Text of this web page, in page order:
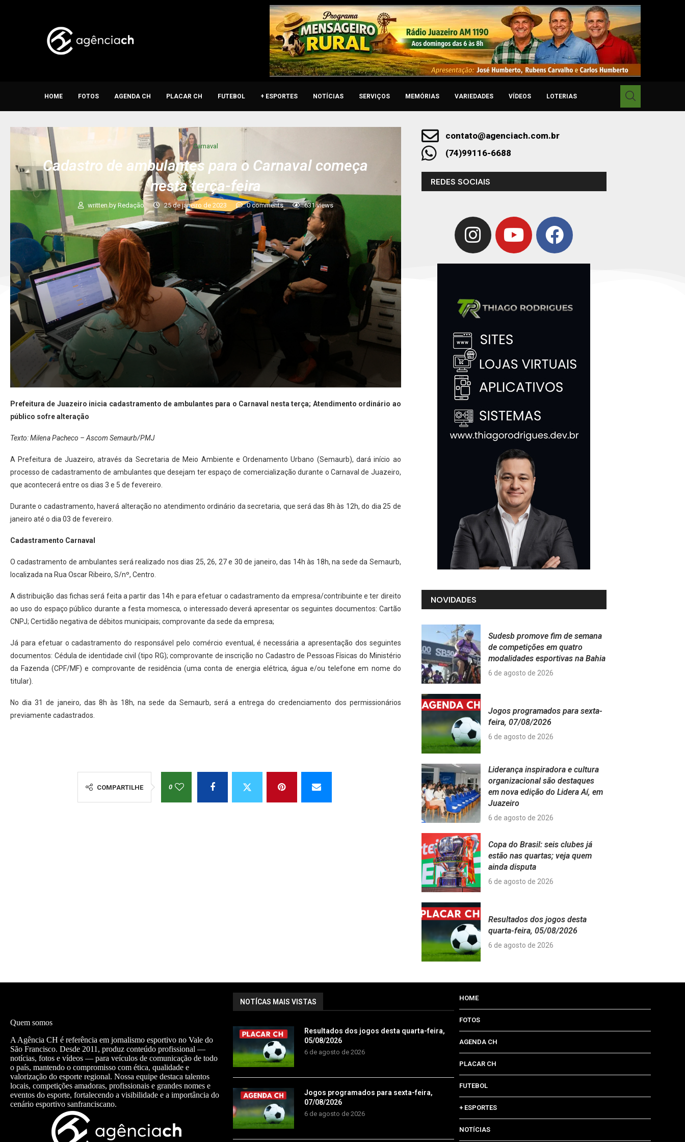
HOME FOTOS AGENDA CH PLACAR CH FUTEBOL + ESPORTES NOTÍCIAS SERVIÇOS MEMÓRIAS VARIEDADES VÍDEOS LOTERIAS
Carnaval
Cadastro de ambulantes para o Carnaval começa
nesta terça-feira
written by Redação 25 de janeiro de 2023 0 comments 631views
Prefeitura de Juazeiro inicia cadastramento de ambulantes para o Carnaval nesta terça; Atendimento ordinário ao
público sofre alteração
Texto: Milena Pacheco – Ascom Semaurb/PMJ
A Prefeitura de Juazeiro, através da Secretaria de Meio Ambiente e Ordenamento Urbano (Semaurb), dará início ao
processo de cadastramento de ambulantes que desejam ter espaço de comercialização durante o Carnaval de Juazeiro,
que acontecerá entre os dias 3 e 5 de fevereiro.
Durante o cadastramento, haverá alteração no atendimento ordinário da secretaria, que será das 8h às 12h, do dia 25 de
janeiro até o dia 03 de fevereiro.
Cadastramento Carnaval
O cadastramento de ambulantes será realizado nos dias 25, 26, 27 e 30 de janeiro, das 14h às 18h, na sede da Semaurb,
localizada na Rua Oscar Ribeiro, S/nº, Centro.
A distribuição das fichas será feita a partir das 14h e para efetuar o cadastramento da empresa/contribuinte e ter direito
ao uso do espaço público durante a festa momesca, o interessado deverá apresentar os seguintes documentos: Cartão
CNPJ; Certidão negativa de débitos municipais; comprovante da sede da empresa;
Já para efetuar o cadastramento do responsável pelo comércio eventual, é necessária a apresentação dos seguintes
documentos: Cédula de identidade civil (tipo RG); comprovante de inscrição no Cadastro de Pessoas Físicas do Ministério
da Fazenda (CPF/MF) e comprovante de residência (uma conta de energia elétrica, água e/ou telefone em nome do
titular).
No dia 31 de janeiro, das 8h às 18h, na sede da Semaurb, será a entrega do credenciamento dos permissionários
previamente cadastrados.
COMPARTILHE 0
contato@agenciach.com.br
(74)99116-6688
REDES SOCIAIS
NOVIDADES
Sudesb promove fim de semana
de competições em quatro
modalidades esportivas na Bahia
6 de agosto de 2026
Jogos programados para sexta-
feira, 07/08/2026
6 de agosto de 2026
Liderança inspiradora e cultura
organizacional são destaques
em nova edição do Lidera Aí, em
Juazeiro
6 de agosto de 2026
Copa do Brasil: seis clubes já
estão nas quartas; veja quem
ainda disputa
6 de agosto de 2026
Resultados dos jogos desta
quarta-feira, 05/08/2026
6 de agosto de 2026
Quem somos
A Agência CH é referência em jornalismo esportivo no Vale do
São Francisco. Desde 2011, produz conteúdo profissional —
notícias, fotos e vídeos — para veículos de comunicação de todo
o país, mantendo o compromisso com ética, qualidade e
valorização do esporte regional. Nossa equipe destaca talentos
locais, competições amadoras, profissionais e grandes nomes e
eventos do esporte, fortalecendo a visibilidade e a importância do
cenário esportivo sanfranciscano.
NOTÍCAS MAIS VISTAS
Resultados dos jogos desta quarta-feira,
05/08/2026
6 de agosto de 2026
Jogos programados para sexta-feira,
07/08/2026
6 de agosto de 2026
HOME
FOTOS
AGENDA CH
PLACAR CH
FUTEBOL
+ ESPORTES
NOTÍCIAS